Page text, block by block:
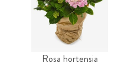
Rosa hortensia